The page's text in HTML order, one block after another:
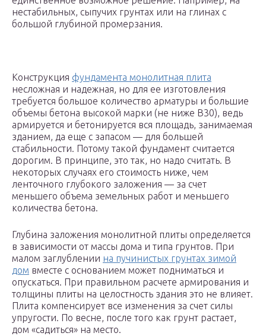
нестабильных, сыпучих грунтах или на глинах с
большой глубиной промерзания.
Конструкция фундамента монолитная плита
несложная и надежная, но для ее изготовления
требуется большое количество арматуры и большие
объемы бетона высокой марки (не ниже B30), ведь
армируется и бетонируется вся площадь, занимаемая
зданием, да еще с запасом — для большей
стабильности. Потому такой фундамент считается
дорогим. В принципе, это так, но надо считать. В
некоторых случаях его стоимость ниже, чем
ленточного глубокого заложения — за счет
меньшего объема земельных работ и меньшего
количества бетона.
Глубина заложения монолитной плиты определяется
в зависимости от массы дома и типа грунтов. При
малом заглублении на пучинистых грунтах зимой
дом вместе с основанием может подниматься и
опускаться. При правильном расчете армирования и
толщины плиты на целостность здания это не влияет.
Плита компенсирует все изменения за счет силы
упругости. По весне, после того как грунт растает,
дом «садиться» на место.